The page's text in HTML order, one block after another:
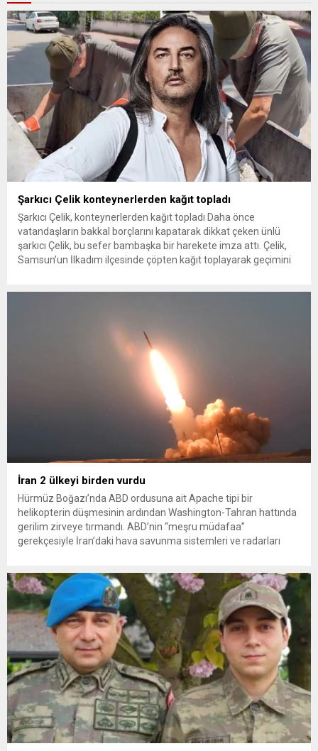
Şarkıcı Çelik konteynerlerden kağıt topladı
Şarkıcı Çelik, konteynerlerden kağıt topladı Daha önce
vatandaşların bakkal borçlarını kapatarak dikkat çeken ünlü
şarkıcı Çelik, bu sefer bambaşka bir harekete imza attı. Çelik,
Samsun’un İlkadım ilçesinde çöpten kağıt toplayarak geçimini
İran 2 ülkeyi birden vurdu
Hürmüz Boğazı’nda ABD ordusuna ait Apache tipi bir
helikopterin düşmesinin ardından Washington-Tahran hattında
gerilim zirveye tırmandı. ABD’nin “meşru müdafaa”
gerekçesiyle İran’daki hava savunma sistemleri ve radarları
yeni bir ABD saldırısına anında yanıt verileceğini duyurdu....